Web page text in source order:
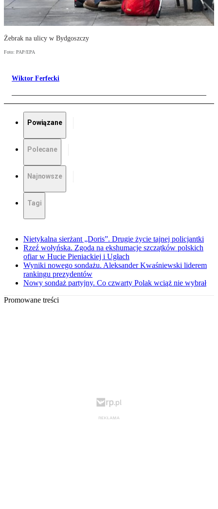
Żebrak na ulicy w Bydgoszczy
Foto: PAP/EPA
Wiktor Ferfecki
Powiązane
Polecane
Najnowsze
Tagi
Nietykalna sierżant „Doris”. Drugie życie tajnej policjantki
Rzeź wołyńska. Zgoda na ekshumacje szczątków polskich
ofiar w Hucie Pieniackiej i Ugłach
Wyniki nowego sondażu. Aleksander Kwaśniewski liderem
rankingu prezydentów
Nowy sondaż partyjny. Co czwarty Polak wciąż nie wybrał
Promowane treści